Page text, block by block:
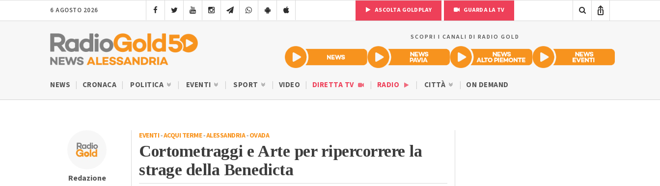
6 AGOSTO 2026 ASCOLTA GOLDPLAY GUARDA LA TV
SCOPRI I CANALI DI RADIO GOLD
NEWS CRONACA POLITICA EVENTI SPORT VIDEO DIRETTA TV RADIO CITTÀ ON DEMAND
Redazione
EVENTI-ACQUI TERME-ALESSANDRIA-OVADA
Cortometraggi e Arte per ripercorrere la
strage della Benedicta